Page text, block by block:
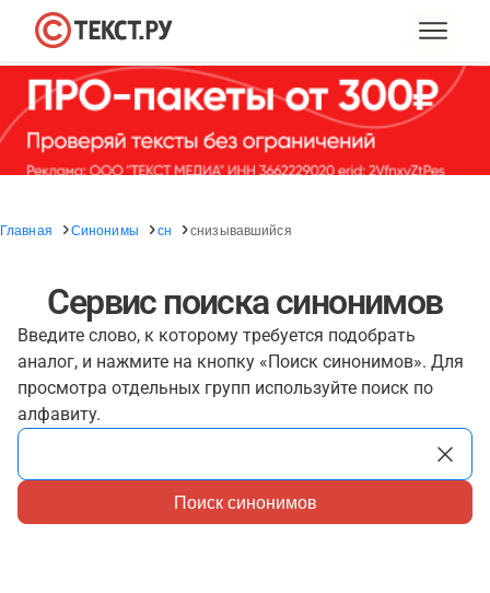
Главная Синонимы сн снизывавшийся
Сервис поиска синонимов
Введите слово, к которому требуется подобрать
аналог, и нажмите на кнопку «Поиск синонимов». Для
просмотра отдельных групп используйте поиск по
алфавиту.
Поиск синонимов